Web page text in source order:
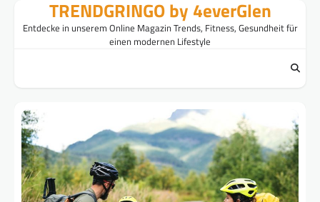
TRENDGRINGO by 4everGlen
Entdecke in unserem Online Magazin Trends, Fitness, Gesundheit für
einen modernen Lifestyle